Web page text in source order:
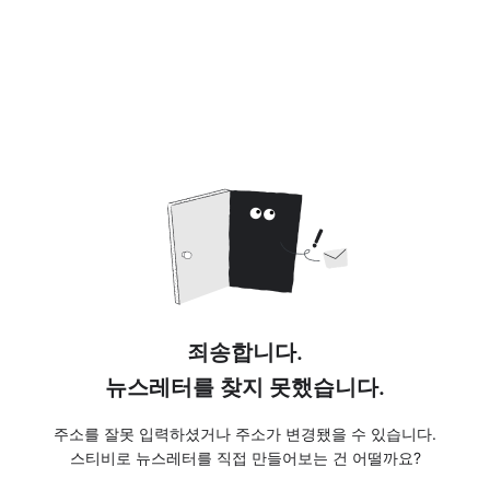
죄송합니다.
뉴스레터를 찾지 못했습니다.
주소를 잘못 입력하셨거나 주소가 변경됐을 수 있습니다.
스티비로 뉴스레터를 직접 만들어보는 건 어떨까요?